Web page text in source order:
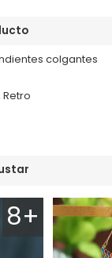
colgantes
Retro
8+